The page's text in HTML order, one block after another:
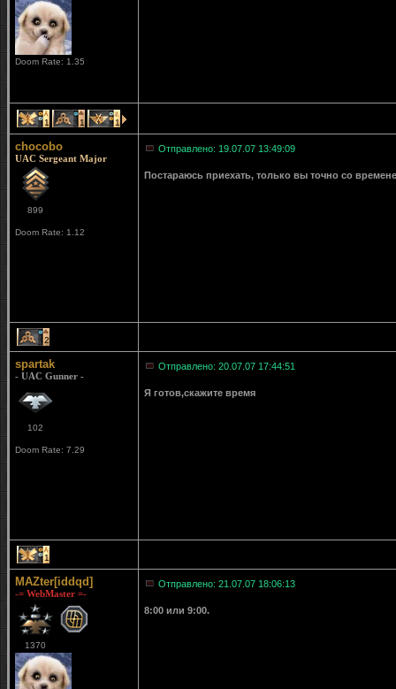
Doom Rate: 1.35
1 1 1
chocobo
UAC Sergeant Major
899
Doom Rate: 1.12
Отправлено: 19.07.07 13:49:09
Постараюсь приехать, только вы точно со
2
spartak
- UAC Gunner -
102
Doom Rate: 7.29
Отправлено: 20.07.07 17:44:51
Я готов,скажите время
1
MAZter[iddqd]
-= WebMaster =-
1370
Отправлено: 21.07.07 18:06:13
8:00 или 9:00.